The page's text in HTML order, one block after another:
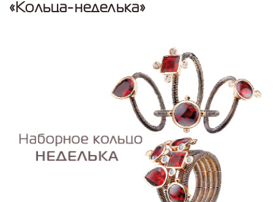
«Кольца-неделька»